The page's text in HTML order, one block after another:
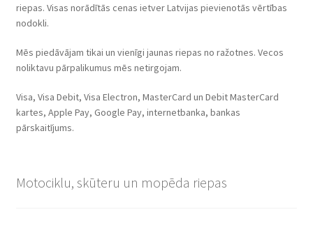
riepas. Visas norādītās cenas ietver Latvijas pievienotās vērtības
nodokli.
Mēs piedāvājam tikai un vienīgi jaunas riepas no ražotnes. Vecos
noliktavu pārpalikumus mēs netirgojam.
Visa, Visa Debit, Visa Electron, MasterCard un Debit MasterCard
kartes, Apple Pay, Google Pay, internetbanka, bankas
pārskaitījums.
Motociklu, skūteru un mopēda riepas